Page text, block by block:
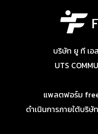
บริษัท ยู ที เ
UTS
แพลตฟอร์ม
ดำเนินการภายใต้บริ